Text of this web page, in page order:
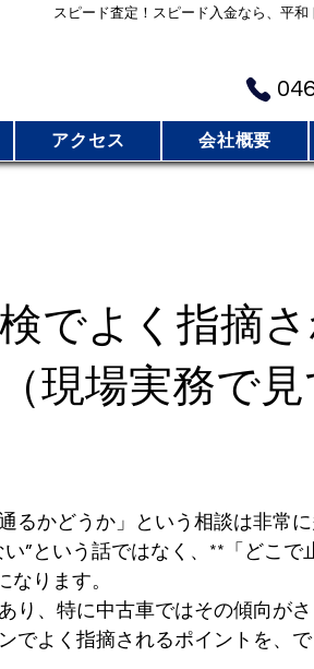
スピード査定！スピード入金なら、平
アクセス 会社概要
でよく指摘
現場実務で
るかどうか」という相談は非常
”という話ではなく、**「どこで
ります。
り、特に中古車ではその傾向が
でよく指摘されるポイントを、